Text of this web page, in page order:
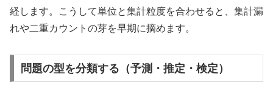
経します。こうして単位と集計粒度を合わせると、集計漏
れや二重カウントの芽を早期に摘めます。
問題の型を分類する（予測・推定・検定）